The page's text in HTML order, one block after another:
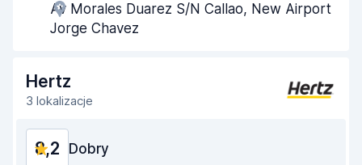
Szybkość odbioru
Czystość samochodu 8,4
Stan samochodu
Av Morales Duarez S/N Callao, New Airport
Jorge Chavez
Hertz
3 lokalizacje
8,2 Dobry